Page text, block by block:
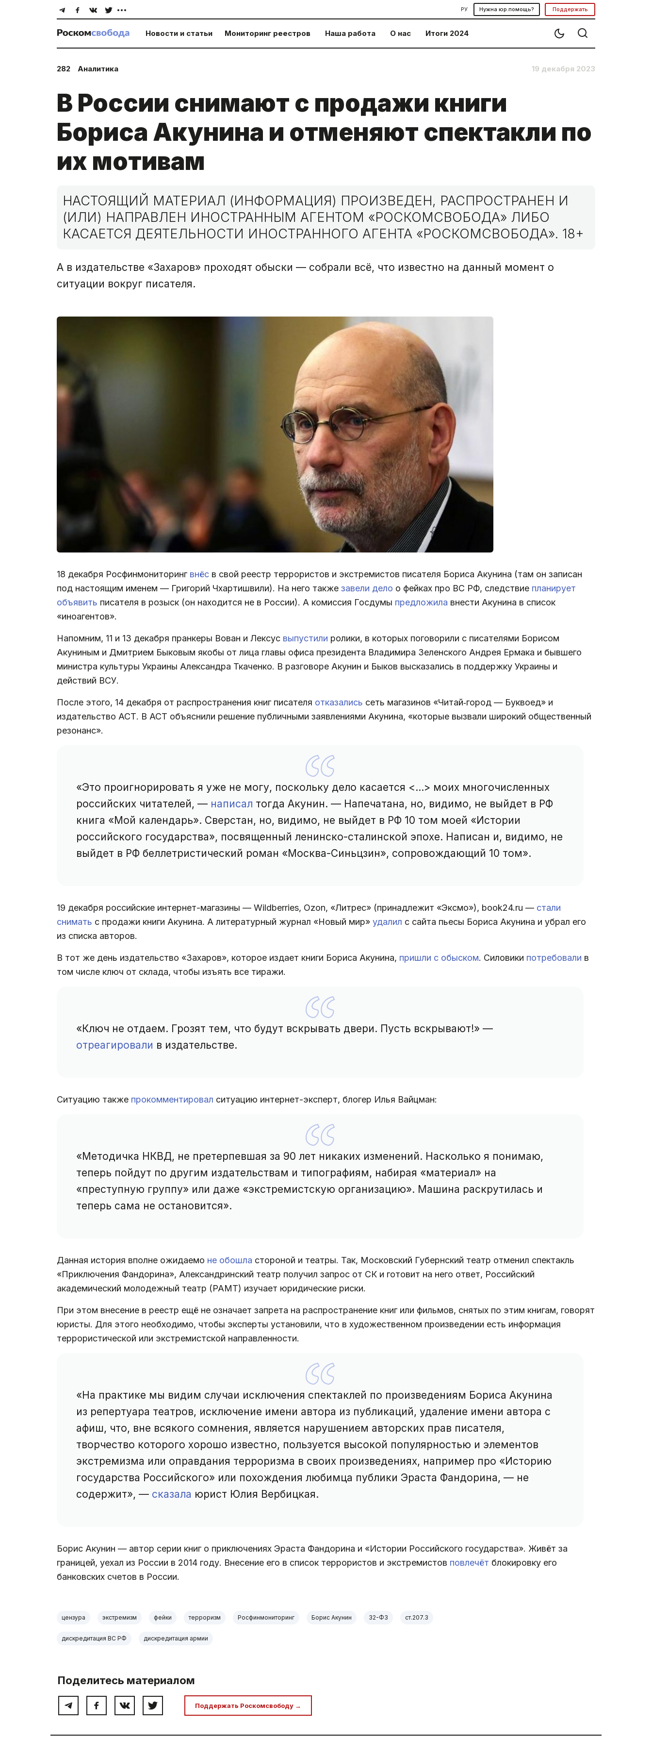
РУ Нужна юр.помощь? Поддержать
Новости и статьи Мониторинг реестров Наша работа О нас Итоги 2024
282 Аналитика 19 декабря 2023
В России снимают с продажи книги
Бориса Акунина и отменяют спектакли по
их мотивам
НАСТОЯЩИЙ МАТЕРИАЛ (ИНФОРМАЦИЯ) ПРОИЗВЕДЕН, РАСПРОСТРАНЕН И
(ИЛИ) НАПРАВЛЕН ИНОСТРАННЫМ АГЕНТОМ «РОСКОМСВОБОДА» ЛИБО
КАСАЕТСЯ ДЕЯТЕЛЬНОСТИ ИНОСТРАННОГО АГЕНТА «РОСКОМСВОБОДА». 18+
А в издательстве «Захаров» проходят обыски — собрали всё, что известно на данный момент о
ситуации вокруг писателя.
18 декабря Росфинмониторинг внёс в свой реестр террористов и экстремистов писателя Бориса Акунина (там он записан
под настоящим именем — Григорий Чхартишвили). На него также завели дело о фейках про ВС РФ, следствие планирует
объявить писателя в розыск (он находится не в России). А комиссия Госдумы предложила внести Акунина в список
«иноагентов».
Напомним, 11 и 13 декабря пранкеры Вован и Лексус выпустили ролики, в которых поговорили с писателями Борисом
Акуниным и Дмитрием Быковым якобы от лица главы офиса президента Владимира Зеленского Андрея Ермака и бывшего
министра культуры Украины Александра Ткаченко. В разговоре Акунин и Быков высказались в поддержку Украины и
действий ВСУ.
После этого, 14 декабря от распространения книг писателя отказались сеть магазинов «Читай‑город — Буквоед» и
издательство АСТ. В АСТ объяснили решение публичными заявлениями Акунина, «которые вызвали широкий общественный
резонанс».
«Это проигнорировать я уже не могу, поскольку дело касается <...> моих многочисленных
российских читателей, — написал тогда Акунин. — Напечатана, но, видимо, не выйдет в РФ
книга «Мой календарь». Сверстан, но, видимо, не выйдет в РФ 10 том моей «Истории
российского государства», посвященный ленинско-сталинской эпохе. Написан и, видимо, не
выйдет в РФ беллетристический роман «Москва-Синьцзин», сопровождающий 10 том».
19 декабря российские интернет-магазины — Wildberries, Ozon, «Литрес» (принадлежит «Эксмо»), book24.ru — стали
снимать с продажи книги Акунина. А литературный журнал «Новый мир» удалил с сайта пьесы Бориса Акунина и убрал его
из списка авторов.
В тот же день издательство «Захаров», которое издает книги Бориса Акунина, пришли с обыском. Силовики потребовали в
том числе ключ от склада, чтобы изъять все тиражи.
«Ключ не отдаем. Грозят тем, что будут вскрывать двери. Пусть вскрывают!» —
отреагировали в издательстве.
Ситуацию также прокомментировал ситуацию интернет-эксперт, блогер Илья Вайцман:
«Методичка НКВД, не претерпевшая за 90 лет никаких изменений. Насколько я понимаю,
теперь пойдут по другим издательствам и типографиям, набирая «материал» на
«преступную группу» или даже «экстремистскую организацию». Машина раскрутилась и
теперь сама не остановится».
Данная история вполне ожидаемо не обошла стороной и театры. Так, Московский Губернский театр отменил спектакль
«Приключения Фандорина», Александринский театр получил запрос от СК и готовит на него ответ, Российский
академический молодежный театр (РАМТ) изучает юридические риски.
При этом внесение в реестр ещё не означает запрета на распространение книг или фильмов, снятых по этим книгам, говорят
юристы. Для этого необходимо, чтобы эксперты установили, что в художественном произведении есть информация
террористической или экстремистской направленности.
«На практике мы видим случаи исключения спектаклей по произведениям Бориса Акунина
из репертуара театров, исключение имени автора из публикаций, удаление имени автора с
афиш, что, вне всякого сомнения, является нарушением авторских прав писателя,
творчество которого хорошо известно, пользуется высокой популярностью и элементов
экстремизма или оправдания терроризма в своих произведениях, например про «Историю
государства Российского» или похождения любимца публики Эраста Фандорина, — не
содержит», — сказала юрист Юлия Вербицкая.
Борис Акунин — автор серии книг о приключениях Эраста Фандорина и «Истории Российского государства». Живёт за
границей, уехал из России в 2014 году. Внесение его в список террористов и экстремистов повлечёт блокировку его
банковских счетов в России.
цензура экстремизм фейки терроризм Росфинмониторинг Борис Акунин 32-ФЗ ст.207.3
дискредитация ВС РФ дискредитация армии
Поделитесь материалом
Поддержать Роскомсвободу →